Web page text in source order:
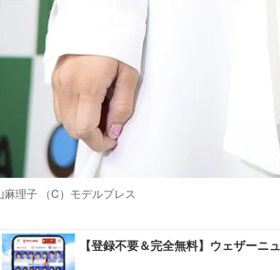
麻理子 （C）モデルプレス